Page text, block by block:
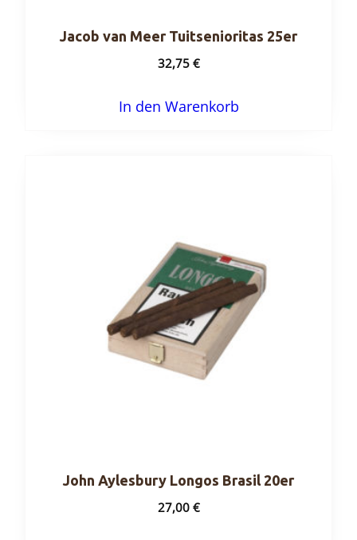
Jacob van Meer Tuitsenioritas 25er
32,75€
In den Warenkorb
John Aylesbury Longos Brasil 20er
27,00€